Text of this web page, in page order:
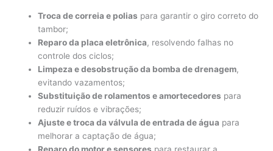
Troca de correia e polias para garantir o giro correto do
tambor;
Reparo da placa eletrônica, resolvendo falhas no
controle dos ciclos;
Limpeza e desobstrução da bomba de drenagem,
evitando vazamentos;
Substituição de rolamentos e amortecedores para
reduzir ruídos e vibrações;
Ajuste e troca da válvula de entrada de água para
melhorar a captação de água;
Reparo do motor e sensores para restaurar a